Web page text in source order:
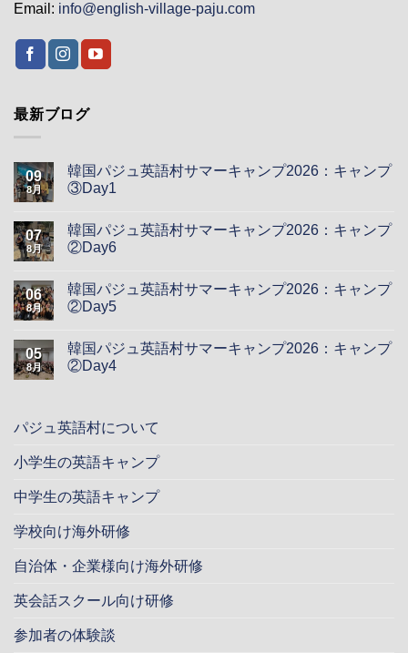
Email: info@english-village-paju.com
最新ブログ
09
8月
韓国パジュ英語村サマーキャンプ2026：キャンプ
③Day1
07
8月
韓国パジュ英語村サマーキャンプ2026：キャンプ
②Day6
06
8月
韓国パジュ英語村サマーキャンプ2026：キャンプ
②Day5
05
8月
韓国パジュ英語村サマーキャンプ2026：キャンプ
②Day4
パジュ英語村について
小学生の英語キャンプ
中学生の英語キャンプ
学校向け海外研修
自治体・企業様向け海外研修
英会話スクール向け研修
参加者の体験談